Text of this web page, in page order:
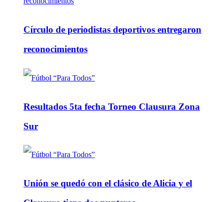
Círculo de periodistas deportivos entregaron
reconocimientos
Resultados 5ta fecha Torneo Clausura Zona
Sur
Unión se quedó con el clásico de Alicia y el